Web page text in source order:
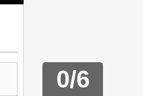
0/6